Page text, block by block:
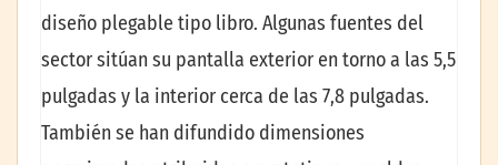
diseño plegable tipo libro. Algunas fuentes del
sector sitúan su pantalla exterior en torno a las 5,5
pulgadas y la interior cerca de las 7,8 pulgadas.
También se han difundido dimensiones